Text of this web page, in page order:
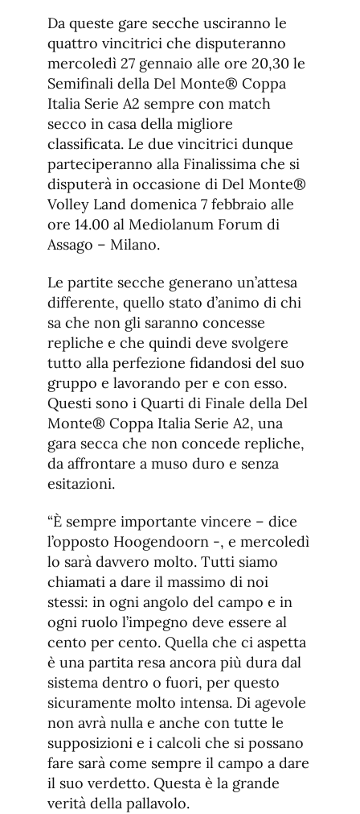
Da queste gare secche usciranno le
quattro vincitrici che disputeranno
mercoledì 27 gennaio alle ore 20,30 le
Semifinali della Del Monte® Coppa
Italia Serie A2 sempre con match
secco in casa della migliore
classificata. Le due vincitrici dunque
parteciperanno alla Finalissima che si
disputerà in occasione di Del Monte®
Volley Land domenica 7 febbraio alle
ore 14.00 al Mediolanum Forum di
Assago – Milano.
Le partite secche generano un’attesa
differente, quello stato d’animo di chi
sa che non gli saranno concesse
repliche e che quindi deve svolgere
tutto alla perfezione fidandosi del suo
gruppo e lavorando per e con esso.
Questi sono i Quarti di Finale della Del
Monte® Coppa Italia Serie A2, una
gara secca che non concede repliche,
da affrontare a muso duro e senza
esitazioni.
“È sempre importante vincere – dice
l’opposto Hoogendoorn -, e mercoledì
lo sarà davvero molto. Tutti siamo
chiamati a dare il massimo di noi
stessi: in ogni angolo del campo e in
ogni ruolo l’impegno deve essere al
cento per cento. Quella che ci aspetta
è una partita resa ancora più dura dal
sistema dentro o fuori, per questo
sicuramente molto intensa. Di agevole
non avrà nulla e anche con tutte le
supposizioni e i calcoli che si possano
fare sarà come sempre il campo a dare
il suo verdetto. Questa è la grande
verità della pallavolo.